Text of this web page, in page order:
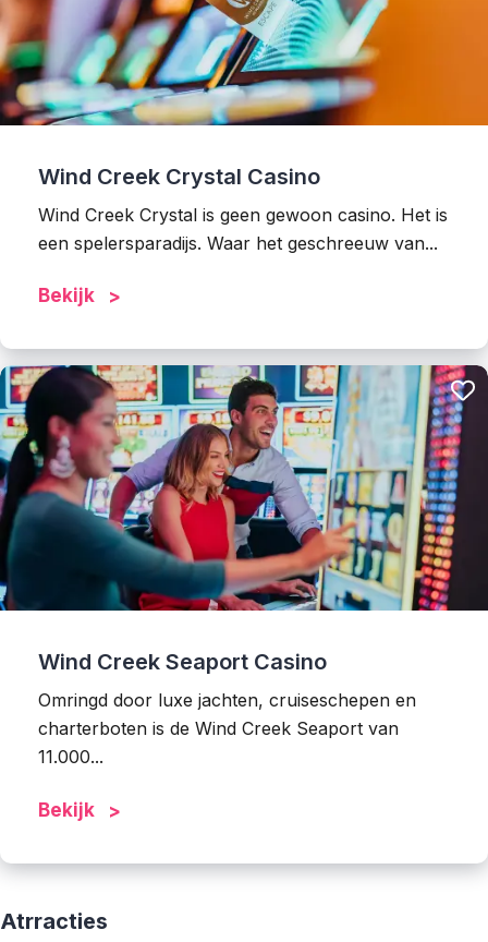
Wind Creek Crystal Casino
Wind Creek Crystal is geen gewoon casino. Het is
een spelersparadijs. Waar het geschreeuw van...
Bekijk
Wind Creek Seaport Casino
Omringd door luxe jachten, cruiseschepen en
charterboten is de Wind Creek Seaport van
11.000...
Bekijk
Atrracties